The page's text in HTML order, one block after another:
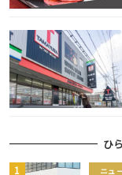
ひ
ニュ